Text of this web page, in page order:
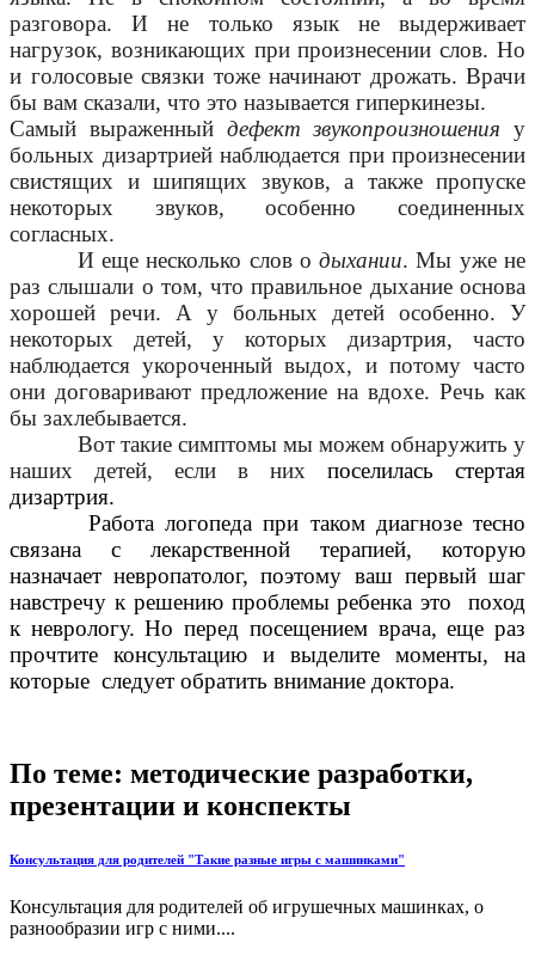
разговора. И не только язык не выдерживает
нагрузок, возникающих при произнесении слов. Но
и голосовые связки тоже начинают дрожать. Врачи
бы вам сказали, что это называется гиперкинезы.
Самый выраженный дефект звукопроизношения у
больных дизартрией наблюдается при произнесении
свистящих и шипящих звуков, а также пропуске
некоторых звуков, особенно соединенных
согласных.
И еще несколько слов одыхании. Мы уже не
раз слышали о том, что правильное дыхание основа
хорошей речи. А у больных детей особенно. У
некоторых детей, у которых дизартрия, часто
наблюдается укороченный выдох, и потому часто
они договаривают предложение на вдохе. Речь как
бы захлебывается.
Вот такие симптомы мы можем обнаружить у
наших детей, если в них поселилась стертая
дизартрия.
Работа логопеда при таком диагнозе тесно
связана с лекарственной терапией, которую
назначает невропатолог, поэтому ваш первый шаг
навстречу к решению проблемы ребенка это поход
к неврологу. Но перед посещением врача, еще раз
прочтите консультацию и выделите моменты, на
которые следует обратить внимание доктора.
По теме: методические разработки,
презентации и конспекты
Консультация для родителей "Такие разные игры с машинками"
Консультация для родителей об игрушечных машинках, о
разнообразии игр с ними....